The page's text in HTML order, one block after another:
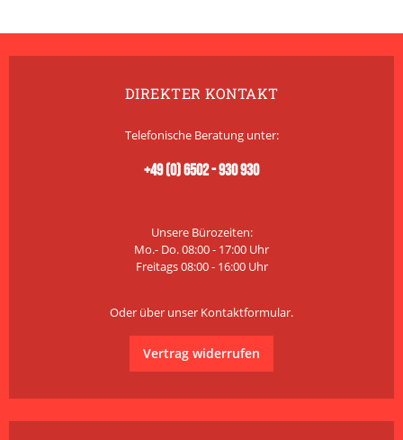
DIREKTER KONTAKT
Telefonische Beratung unter:
+49 (0) 6502 - 930 930
Unsere Bürozeiten:
Mo.- Do. 08:00 - 17:00 Uhr
Freitags 08:00 - 16:00 Uhr
Oder über unser Kontaktformular.
Vertrag widerrufen